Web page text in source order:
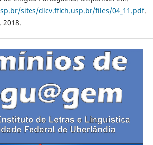
sites/dlcv.fflch.usp.br/files/04_11.pdf.
2018.